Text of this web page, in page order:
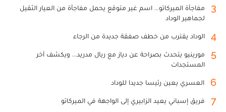
3
مفاجأة الميركاتو... اسم غير متوقع يحمل مفاجأة من العيار الثقيل
لجماهير الوداد
4 الوداد يقترب من خطف صفقة جديدة من الرجاء
5
مورينيو يتحدث بصراحة عن دياز مع ريال مدريد... ويكشف آخر
المستجدات
6 العسري يعين رئيسا جديدا للوداد
7 فريق إسباني يعيد الزابيري إلى الواجهة في الميركاتو